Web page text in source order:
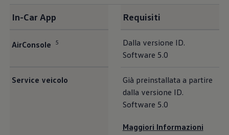
In-Car App Requisiti
AirConsole 5
Dalla versione ID.
Software 5.0
Service veicolo
Già preinstallata a partire
dalla versione ID.
Software 5.0
Maggiori Informazioni